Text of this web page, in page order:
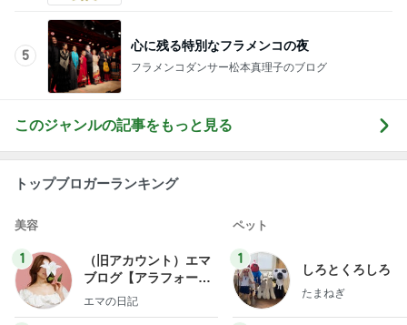
5
心に残る特別なフラメンコの夜
フラメンコダンサー松本真理子のブログ
このジャンルの記事をもっと見る
トップブロガーランキング
美容
1
（旧アカウント）エマ
ブログ【アラフォー会
社売却セカンドライ
エマの日記
ペット
1
しろとくろしろ
たまねぎ